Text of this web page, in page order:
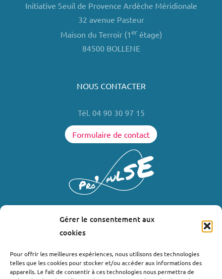
Gérer le consentement aux
cookies
Pour offrir les meilleures expériences, nous utilisons des technologies
telles que les cookies pour stocker et/ou accéder aux informations des
appareils. Le fait de consentir à ces technologies nous permettra de
Initiative Seuil de Provence Ardèche Méridionale
32 avenue Pasteur
Maison du Terroir (1erétage)
84500 BOLLENE
NOUS CONTACTER
Tél. 04 90 30 97 15
Formulaire de contact
Où nous trouver ?
Bollène